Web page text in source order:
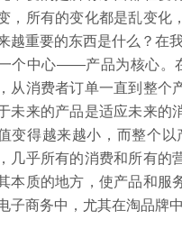
，所有的变化都是乱变化
越重要的东西是什么？在
个中心——产品为核心。
从消费者订单一直到整个
未来的产品是适应未来的
变得越来越小，而整个
几乎所有的消费和所有的
本质的地方，使产品和服
子商务中，尤其在淘品牌